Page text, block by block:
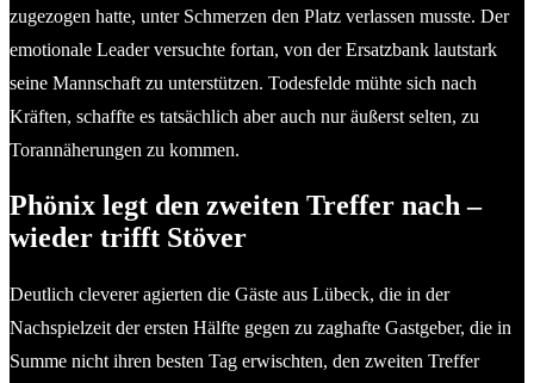
zugezogen hatte, unter Schmerzen den Platz verlassen musste. Der
emotionale Leader versuchte fortan, von der Ersatzbank lautstark
seine Mannschaft zu unterstützen. Todesfelde mühte sich nach
Kräften, schaffte es tatsächlich aber auch nur äußerst selten, zu
Torannäherungen zu kommen.
Phönix legt den zweiten Treffer nach –
wieder trifft Stöver
Deutlich cleverer agierten die Gäste aus Lübeck, die in der
Nachspielzeit der ersten Hälfte gegen zu zaghafte Gastgeber, die in
Summe nicht ihren besten Tag erwischten, den zweiten Treffer